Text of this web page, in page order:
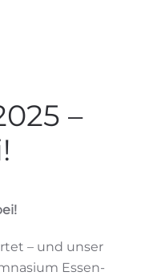
–
– und unser
Essen-